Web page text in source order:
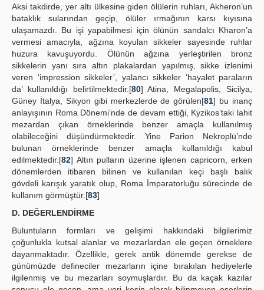
Aksi takdirde, yer altı ülkesine giden ölülerin ruhları, Akheron’un
bataklık sularından geçip, ölüler ırmağının karsı kıyısına
ulaşamazdı. Bu işi yapabilmesi için ölünün sandalcı Kharon’a
vermesi amacıyla, ağzına koyulan sikkeler sayesinde ruhlar
huzura kavuşuyordu. Ölünün ağzına yerleştirilen bronz
sikkelerin yanı sıra altın plakalardan yapılmış, sikke izlenimi
veren ‘impression sikkeler’, yalancı sikkeler ‘hayalet paraların
da’ kullanıldığı belirtilmektedir.[80] Atina, Megalapolis, Sicilya,
Güney İtalya, Sikyon gibi merkezlerde de görülen[81] bu inanç
anlayışının Roma Dönemi’nde de devam ettiği, Kyzikos’taki lahit
mezardan çıkan örneklerinde benzer amaçla kullanılmış
olabileceğini düşündürmektedir. Yine Parion Nekroplü’nde
bulunan örneklerinde benzer amaçla kullanıldığı kabul
edilmektedir.[82] Altın pulların üzerine işlenen capricorn, erken
dönemlerden itibaren bilinen ve kullanılan keçi başlı balık
gövdeli karışık yaratık olup, Roma İmparatorluğu sürecinde de
kullanım görmüştür.[83]
D. DEĞERLENDİRME
Buluntuların formları ve gelişimi hakkındaki bilgilerimiz
çoğunlukla kutsal alanlar ve mezarlardan ele geçen örneklere
dayanmaktadır. Özellikle, gerek antik dönemde gerekse de
günümüzde defineciler mezarların içine bırakılan hediyelerle
ilgilenmiş ve bu mezarları soymuşlardır. Bu da kaçak kazılar